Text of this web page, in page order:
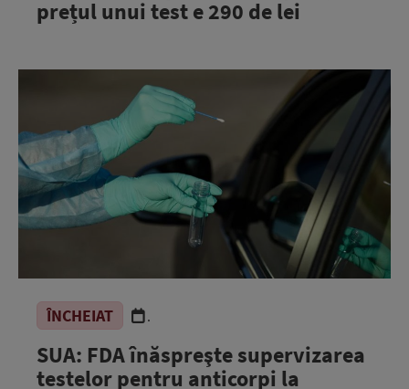
prețul unui test e 290 de lei
ÎNCHEIAT .
SUA: FDA înăspreşte supervizarea
testelor pentru anticorpi la